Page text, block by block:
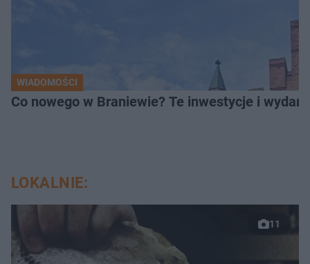
WIADOMOŚCI
Co nowego w Braniewie? Te inwestycje i
LOKALNIE:
11